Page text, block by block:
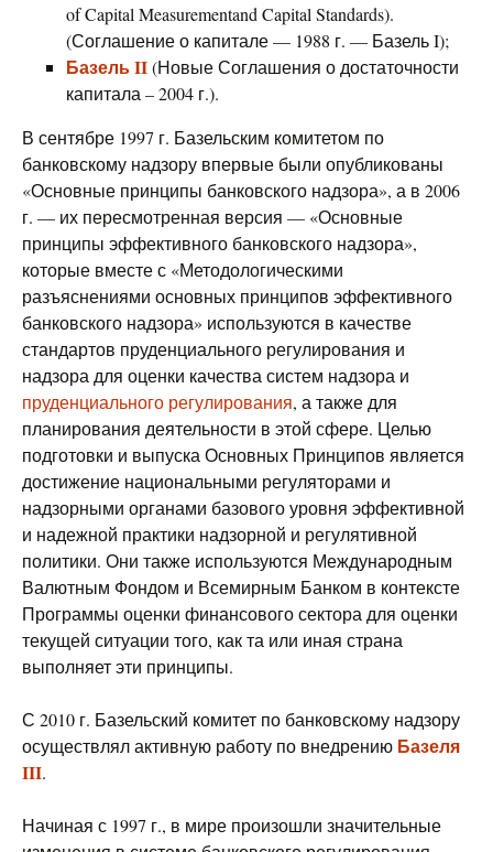
of Capital Measurementand Capital Standards).
(Соглашение о капитале — 1988 г. — Базель I);
Базель II(Новые Соглашения о достаточности
капитала – 2004 г.).
В сентябре 1997 г. Базельским комитетом по
банковскому надзору впервые были опубликованы
«Основные принципы банковского надзора», а в 2006
г. — их пересмотренная версия — «Основные
принципы эффективного банковского надзора»,
которые вместе с «Методологическими
разъяснениями основных принципов эффективного
банковского надзора» используются в качестве
стандартов пруденциального регулирования и
надзора для оценки качества систем надзора и
пруденциального регулирования, а также для
планирования деятельности в этой сфере. Целью
подготовки и выпуска Основных Принципов является
достижение национальными регуляторами и
надзорными органами базового уровня эффективной
и надежной практики надзорной и регулятивной
политики. Они также используются Международным
Валютным Фондом и Всемирным Банком в контексте
Программы оценки финансового сектора для оценки
текущей ситуации того, как та или иная страна
выполняет эти принципы.
С 2010 г. Базельский комитет по банковскому надзору
осуществлял активную работу по внедрению Базеля
III.
Начиная с 1997 г., в мире произошли значительные